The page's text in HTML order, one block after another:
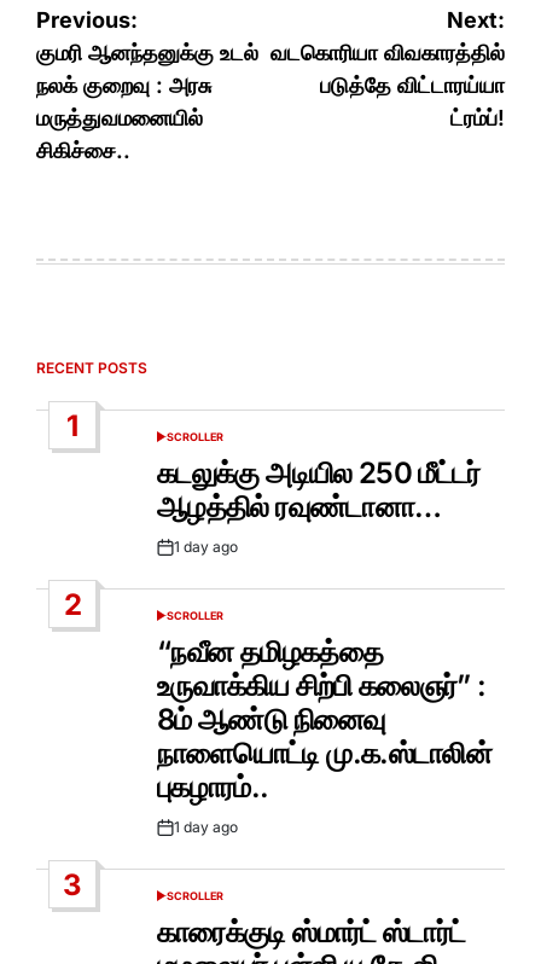
Post
navigation
Previous:
குமரி ஆனந்தனுக்கு உடல்
நலக் குறைவு : அரசு
மருத்துவமனையில்
சிகிச்சை..
Next:
வடகொரியா விவகாரத்தில்
படுத்தே விட்டாரய்யா
ட்ரம்ப்!
RECENT POSTS
1
POSTED
SCROLLER
கடலுக்கு அடியில 250 மீட்டர்
ஆழத்தில் ரவுண்டானா…
Post1 day ago
2
POSTED
IN
SCROLLER
“நவீன தமிழகத்தை
உருவாக்கிய சிற்பி கலைஞர்” :
8ம் ஆண்டு நினைவு
நாளையொட்டி மு.க.ஸ்டாலின்
புகழாரம்..
Post1 day ago
3
POSTED
SCROLLER
காரைக்குடி ஸ்மார்ட் ஸ்டார்ட்